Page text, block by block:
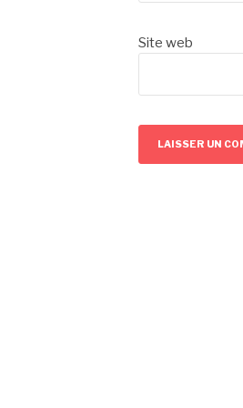
Site web